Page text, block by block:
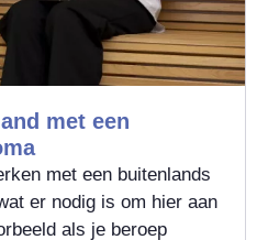
met een
met een buitenlands
er nodig is om hier aan
als je beroep